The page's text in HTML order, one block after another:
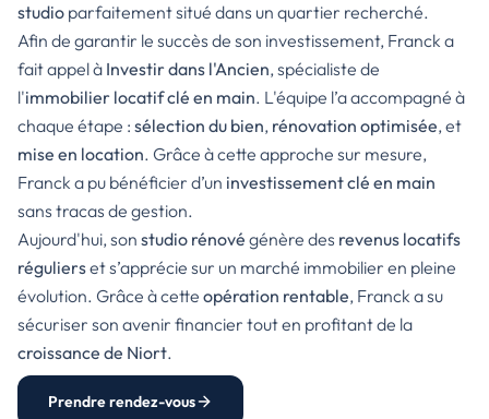
studio parfaitement situé dans un quartier recherché.
Afin de garantir le succès de son investissement, Franck a
fait appel à Investir dans l'Ancien, spécialiste de
l'immobilier locatif clé en main. L'équipe l’a accompagné à
chaque étape : sélection du bien, rénovation optimisée, et
mise en location. Grâce à cette approche sur mesure,
Franck a pu bénéficier d’un investissement clé en main
sans tracas de gestion.
Aujourd'hui, son studio rénové génère des revenus locatifs
régulierset s’apprécie sur un marché immobilier en pleine
évolution. Grâce à cette opération rentable, Franck a su
sécuriser son avenir financier tout en profitant de la
croissance de Niort.
Prendre rendez-vous